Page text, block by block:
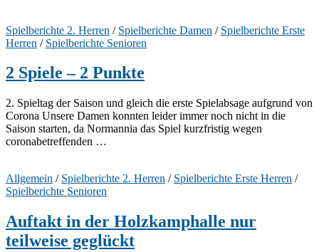
Spielberichte 2. Herren / Spielberichte Damen / Spielberichte Erste
Herren / Spielberichte Senioren
2 Spiele – 2 Punkte
2. Spieltag der Saison und gleich die erste Spielabsage aufgrund von
Corona Unsere Damen konnten leider immer noch nicht in die
Saison starten, da Normannia das Spiel kurzfristig wegen
coronabetreffenden …
Allgemein / Spielberichte 2. Herren / Spielberichte Erste Herren /
Spielberichte Senioren
Auftakt in der Holzkamphalle nur
teilweise geglückt